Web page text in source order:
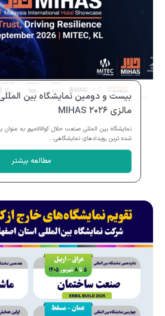
بیست و دومین نمایشگاه بین
مالزی MIHAS ۲۰۲۶
نمایشگاه بین المللی صنعت حلال کوالالامپور به عنوان
شده ترین رویدادهای نمایشگاهی...
مطالعه بیشتر